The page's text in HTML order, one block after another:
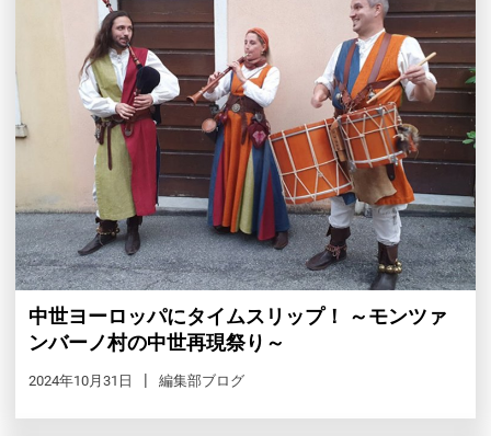
中世ヨーロッパにタイムスリップ！ ～モンツァ
ンバーノ村の中世再現祭り～
2024年10月31日 編集部ブログ